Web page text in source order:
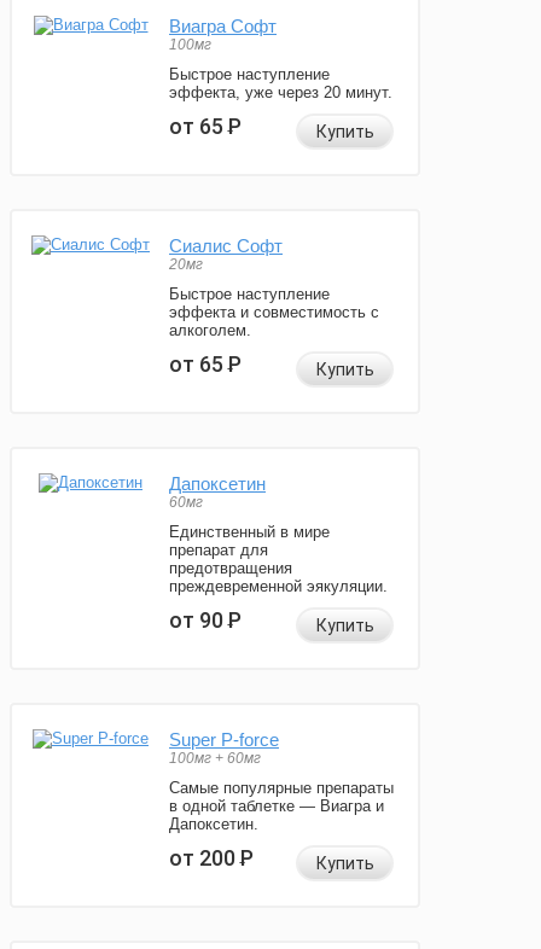
Виагра Софт
100мг
Быстрое наступление
эффекта, уже через 20 минут.
от 65Р Купить
Сиалис Софт
20мг
Быстрое наступление
эффекта и совместимость с
алкоголем.
от 65Р Купить
Дапоксетин
60мг
Единственный в мире
препарат для
предотвращения
преждевременной эякуляции.
от 90Р Купить
Super P-force
100мг + 60мг
Самые популярные препараты
в одной таблетке — Виагра и
Дапоксетин.
от 200Р Купить